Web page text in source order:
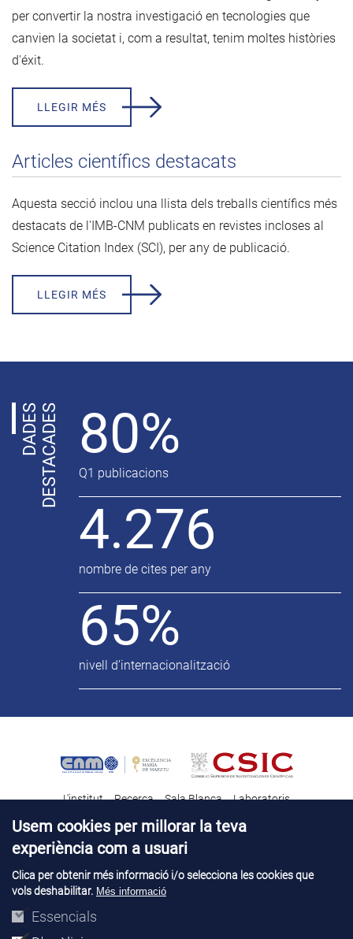
per convertir la nostra investigació en tecnologies que
canvien la societat i, com a resultat, tenim moltes històries
d'éxit.
LLEGIR MÉS
Articles científics destacats
Aquesta secció inclou una llista dels treballs científics més
destacats de l'IMB-CNM publicats en revistes incloses al
Science Citation Index (SCI), per any de publicació.
LLEGIR MÉS
D
A
D
E
S
D
E
S
T
A
C
A
D
ES 80%
Q1 publicacions
4.276
nombre de cites per any
65%
nivell d’internacionalització
L'institut Recerca Sala Blanca
Laboratoris
Transferència tecnològica
Notícies & Divulgació
Contacte Talent
Avís legal Perfil del contractant
Usem cookies per millorar la teva
experiència com a usuari
Clica per obtenir més informació i/o selecciona les cookies que
vols deshabilitar. Més informació
Essencials